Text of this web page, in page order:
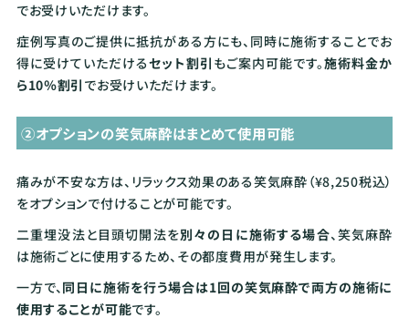
でお受けいただけます。
症例写真のご提供に抵抗がある方にも、同時に施術することでお
得に受けていただけるセット割引 もご案内可能です。施術料金か
ら10％割引 でお受けいただけます。
②オプションの笑気麻酔はまとめて使用可能
痛みが不安な方は、リラックス効果のある笑気麻酔（¥8,250税込）
をオプションで付けることが可能です。
二重埋没法と目頭切開法を別々の日に施術する場合、笑気麻酔
は施術ごとに使用するため、その都度費用が発生します。
一方で、同日に施術を行う場合は1回の笑気麻酔で両方の施術に
使用することが可能です。